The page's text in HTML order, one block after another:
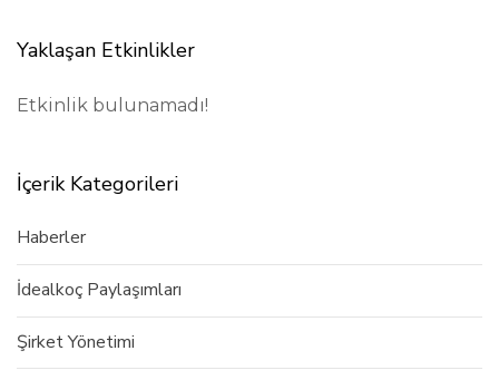
Yaklaşan Etkinlikler
Etkinlik bulunamadı!
İçerik Kategorileri
Haberler
İdealkoç Paylaşımları
Şirket Yönetimi